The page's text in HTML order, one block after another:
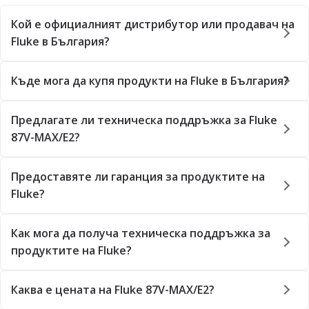
Кой е официалният дистрибутор или продавач на
Fluke в България?
Къде мога да купя продукти на Fluke в България?
Предлагате ли техническа поддръжка за Fluke
87V-MAX/E2?
Предоставяте ли гаранция за продуктите на
Fluke?
Как мога да получа техническа поддръжка за
продуктите на Fluke?
Каква е цената на Fluke 87V-MAX/E2?